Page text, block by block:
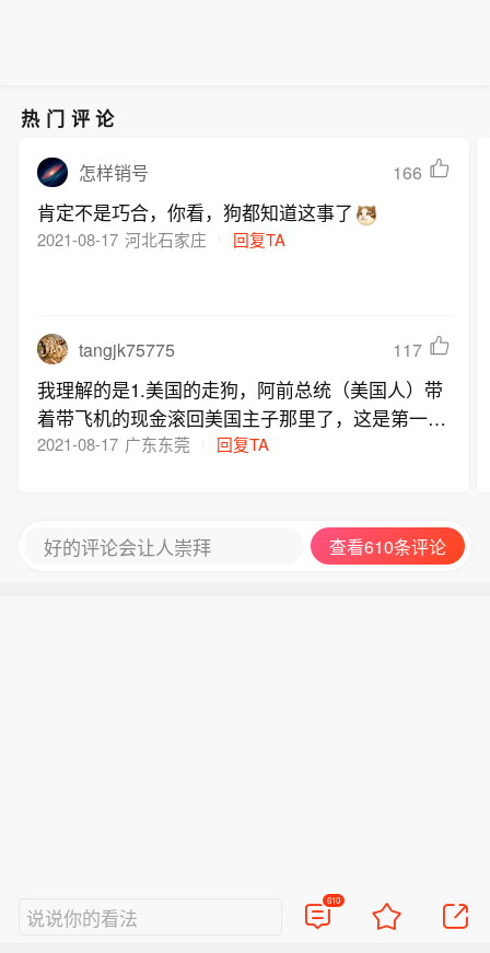
热门评论
怎样销号 166
肯定不是巧合，你看，狗都知道这事了
2021-08-17 河北石家庄 回复TA
tangjk75775 117
我理解的是1.美国的走狗，阿前总统（美国人）带
着带飞机的现金滚回美国主子那里了，这是第一条
狗。 2，长期侵略他国的美国人，像狗一样连滚带
2021-08-17 广东东莞 回复TA
好的评论会让人崇拜 查看610条评论
说说你的看法
610